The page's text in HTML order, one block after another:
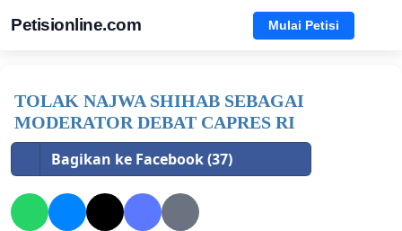
Petisionline.com Mulai Petisi
TOLAK NAJWA SHIHAB SEBAGAI
MODERATOR DEBAT CAPRES RI
Bagikan ke Facebook (37)